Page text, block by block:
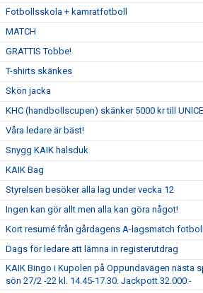
Fotbollsskola + kamratfotboll
MATCH
GRATTIS Tobbe!
T-shirts skänkes
Skön jacka
KHC (handbollscupen) skänker 5000 kr till
Våra ledare är bäst!
Snygg KAIK halsduk
KAIK Bag
Styrelsen besöker alla lag under vecka 12
Ingen kan gör allt men alla kan göra något!
Kort resumé från gårdagens A-lagsmatch fotboll
Dags för ledare att lämna in registerutdrag
KAIK Bingo i Kupolen på Oppundavägen nästa
sön 27/2 -22 kl. 14.45-17.30. Jackpott 32.000:-